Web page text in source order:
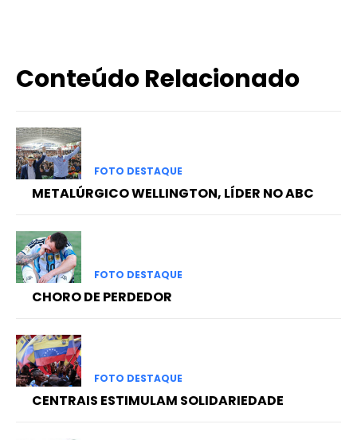
Conteúdo Relacionado
FOTO DESTAQUE
METALÚRGICO WELLINGTON, LÍDER NO ABC
FOTO DESTAQUE
CHORO DE PERDEDOR
FOTO DESTAQUE
CENTRAIS ESTIMULAM SOLIDARIEDADE